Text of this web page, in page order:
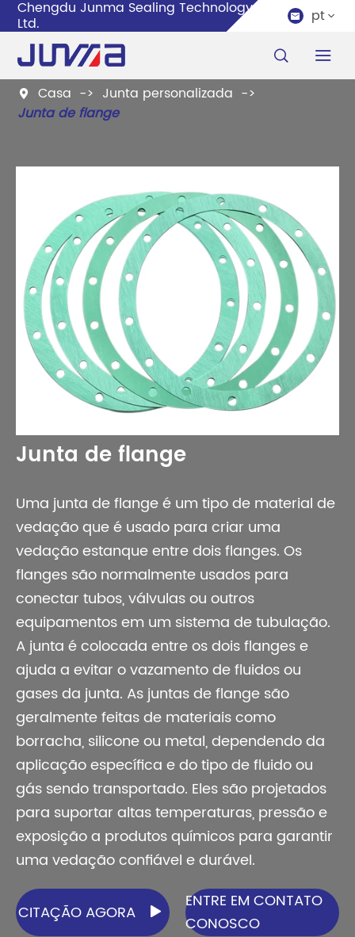
Chengdu Junma Sealing Technology Co.,
Ltd.  pt 
 
 Casa
Junta personalizada
Junta de flange
Junta de flange
Uma junta de flange é um tipo de material de
vedação que é usado para criar uma
vedação estanque entre dois flanges. Os
flanges são normalmente usados para
conectar tubos, válvulas ou outros
equipamentos em um sistema de tubulação.
A junta é colocada entre os dois flanges e
ajuda a evitar o vazamento de fluidos ou
gases da junta. As juntas de flange são
geralmente feitas de materiais como
borracha, silicone ou metal, dependendo da
aplicação específica e do tipo de fluido ou
gás sendo transportado. Eles são projetados
para suportar altas temperaturas, pressão e
exposição a produtos químicos para garantir
uma vedação confiável e durável.
CITAÇÃO AGORA 
ENTRE EM CONTATO
CONOSCO